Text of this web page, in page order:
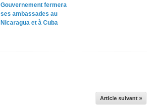
Gouvernement fermera
ses ambassades au
Nicaragua et à Cuba
Article suivant »